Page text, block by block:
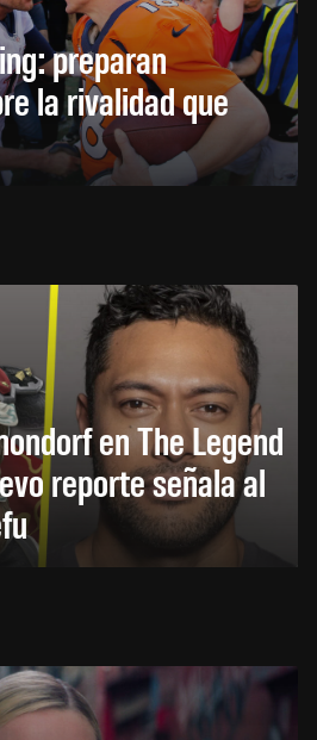
preparan
la rivalidad que
en The Legend
reporte señala al